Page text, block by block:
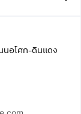
นอโศก-ดินแดง